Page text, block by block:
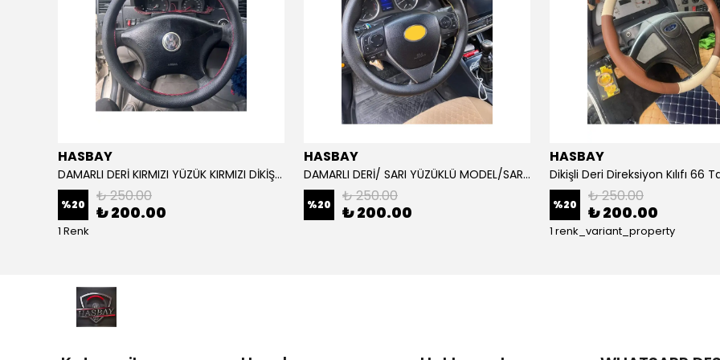
HASBAY
DAMARLI DERİ KIRMIZI YÜZÜK KIRMIZI DİKİŞLİ VW CRAFTER İÇİN İP İĞNE DAHİL
%20 ₺ 250.00
₺ 200.00
1 Renk
HASBAY
DAMARLI DERİ/ SARI YÜZÜKLÜ MODEL/SARI DİKİŞLİ/HIZLI KARGO
%20 ₺ 250.00
₺ 200.00
HASBAY
%20 ₺ 250.00
₺ 200.00
1 renk_variant_property